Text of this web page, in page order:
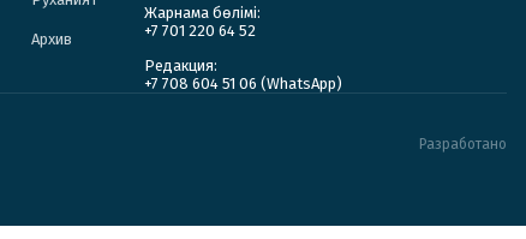
Архив
Жарнама бөлімі:
+7 701 220 64 52
Редакция:
+7 708 604 51 06 (WhatsApp)
Разработано